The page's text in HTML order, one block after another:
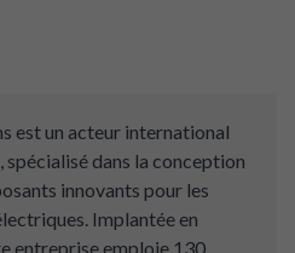
est un acteur international
dans la conception
innovants pour les
Implantée en
entreprise emploie 130